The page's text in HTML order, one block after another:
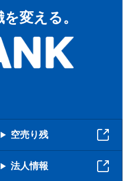
変える。
空売り残
法人情報